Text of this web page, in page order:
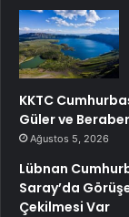
KKTC
Güler ve
Ağustos 5, 2026
Lübnan
Saray’da
Çekilmesi Var